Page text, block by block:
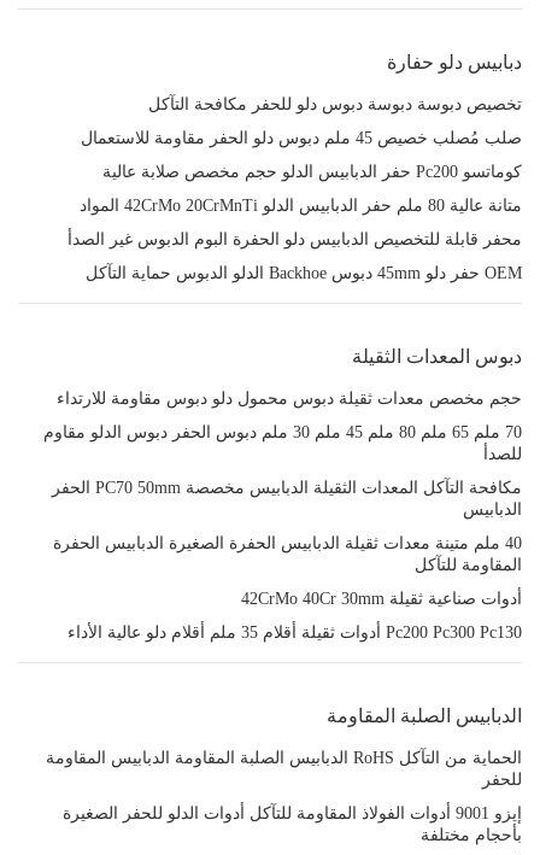
دبابيس دلو حفارة
تخصيص دبوسة دبوسة دبوس دلو للحفر مكافحة التآكل
صلب مُصلب خصيص 45 ملم دبوس دلو الحفر مقاومة للاستعمال
كوماتسو Pc200 حفر الدبابيس الدلو حجم مخصص صلابة عالية
متانة عالية 80 ملم حفر الدبابيس الدلو 42CrMo 20CrMnTi المواد
محفر قابلة للتخصيص الدبابيس دلو الحفرة البوم الدبوس غير الصدأ
OEM حفر دلو 45mm دبوس Backhoe الدلو الدبوس حماية التآكل
دبوس المعدات الثقيلة
حجم مخصص معدات ثقيلة دبوس محمول دلو دبوس مقاومة للارتداء
70 ملم 65 ملم 80 ملم 45 ملم 30 ملم دبوس الحفر دبوس الدلو مقاوم
للصدأ
مكافحة التآكل المعدات الثقيلة الدبابيس مخصصة PC70 50mm الحفر
الدبابيس
40 ملم متينة معدات ثقيلة الدبابيس الحفرة الصغيرة الدبابيس الحفرة
المقاومة للتآكل
أدوات صناعية ثقيلة 42CrMo 40Cr 30mm
Pc200 Pc300 Pc130 أدوات ثقيلة أقلام 35 ملم أقلام دلو عالية الأداء
الدبابيس الصلبة المقاومة
الحماية من التآكل RoHS الدبابيس الصلبة المقاومة الدبابيس المقاومة
للحفر
إيزو 9001 أدوات الفولاذ المقاومة للتآكل أدوات الدلو للحفر الصغيرة
بأحجام مختلفة